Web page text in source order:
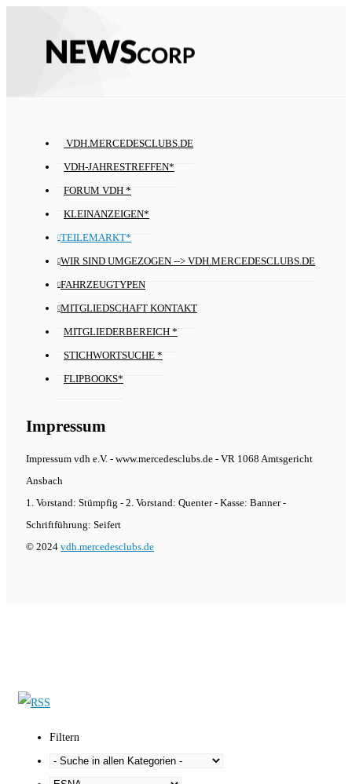
VDH.MERCEDESCLUBS.DE
VDH-JAHRESTREFFEN*
FORUM VDH *
KLEINANZEIGEN*
TEILEMARKT*
WIR SIND UMGEZOGEN --> VDH.MERCEDESCLUBS.DE
FAHRZEUGTYPEN
MITGLIEDSCHAFT KONTAKT
MITGLIEDERBEREICH *
STICHWORTSUCHE *
FLIPBOOKS*
Impressum
Impressum vdh e.V. - www.mercedesclubs.de - VR 1068 Amtsgericht
Ansbach
1. Vorstand: Stümpfig - 2. Vorstand: Quenter - Kasse: Banner -
Schriftführung: Seifert
© 2024 vdh.mercedesclubs.de
Filtern